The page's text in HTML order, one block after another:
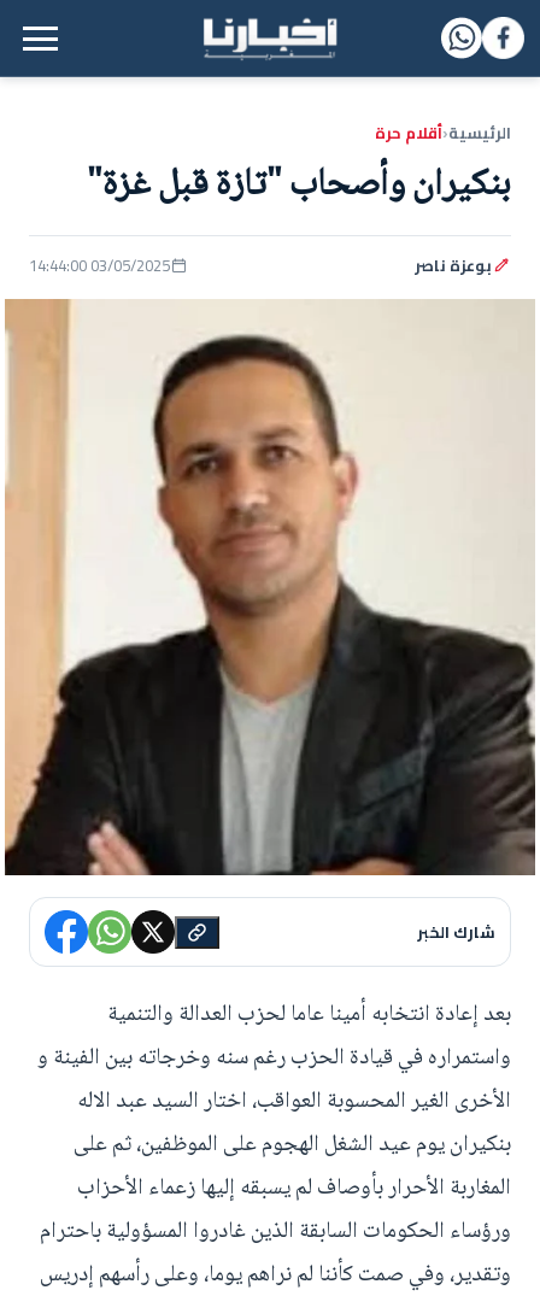
القائمة الرئيسية
الرئيسية‹أقلام حرة
بنكيران وأصحاب "تازة قبل غزة"
بوعزة ناصر 03/05/2025 14:44:00
شارك الخبر
بعد إعادة انتخابه أمينا عاما لحزب العدالة والتنمية
واستمراره في قيادة الحزب رغم سنه وخرجاته بين الفينة و
الأخرى الغير المحسوبة العواقب، اختار السيد عبد الاله
بنكيران يوم عيد الشغل الهجوم على الموظفين، ثم على
المغاربة الأحرار بأوصاف لم يسبقه إليها زعماء الأحزاب
ورؤساء الحكومات السابقة الذين غادروا المسؤولية باحترام
وتقدير، وفي صمت كأننا لم نراهم يوما، وعلى رأسهم إدريس